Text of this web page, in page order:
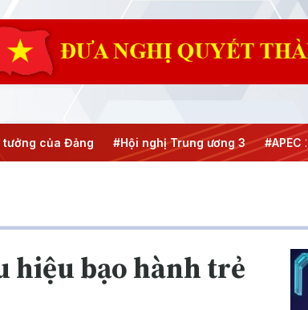
của Đảng #Hội nghị Trung ương 3 #APEC 2027
hiệu bạo hành trẻ